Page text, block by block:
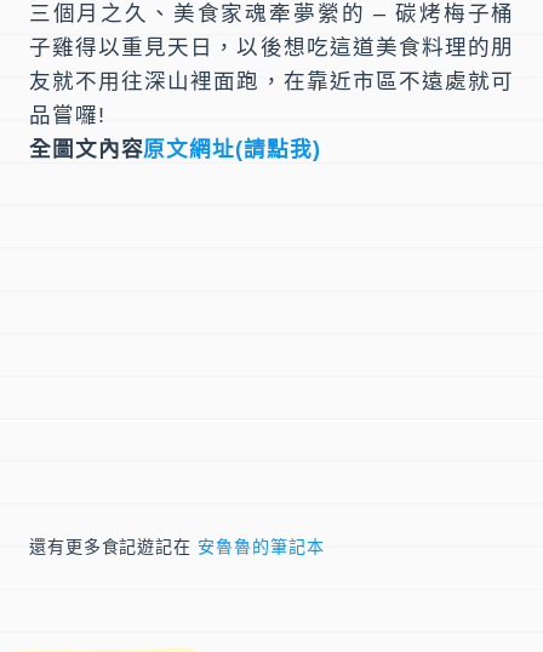
三個月之久、美食家魂牽夢縈的 –碳烤梅子桶
子雞得以重見天日，以後想吃這道美食料理的朋
友就不用往深山裡面跑，在靠近市區不遠處就可
品嘗囉!
全圖文內容原文網址(請點我)
還有更多食記遊記在 安魯魯的筆記本